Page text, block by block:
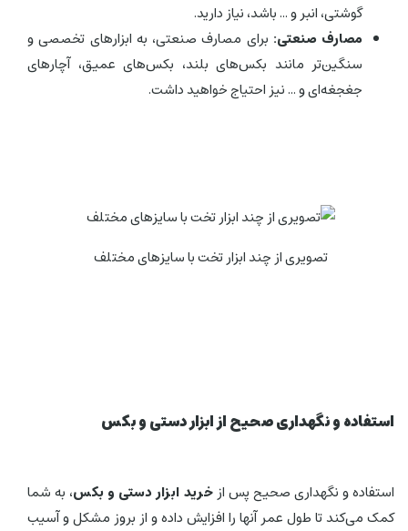
گوشتی، انبر و ... باشد، نیاز دارید.
مصارف صنعتی: برای مصارف صنعتی، به ابزارهای تخصصی و
سنگین‌تر مانند بکس‌های بلند، بکس‌های عمیق، آچارهای
جغجغه‌ای و ... نیز احتیاج خواهید داشت.
تصویری از چند ابزار تخت با سایزهای مختلف
استفاده و نگهداری صحیح از ابزار دستی و بکس
استفاده و نگهداری صحیح پس ازخرید ابزار دستی و بکس، به شما
کمک می‌کند تا طول عمر آنها را افزایش داده و از بروز مشکل و آسیب